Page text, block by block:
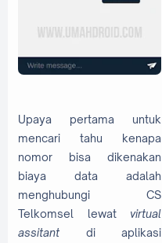
Upaya pertama untuk
mencari tahu kenapa
nomor bisa dikenakan
biaya data adalah
menghubungi CS
Telkomsel lewat virtual
assitant di aplikasi